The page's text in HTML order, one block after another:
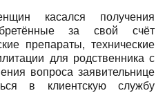
касался получения
за свой счёт
препараты, технические
для родственника с
вопроса заявительнице
в клиентскую службу